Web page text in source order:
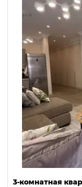
3-комнатная